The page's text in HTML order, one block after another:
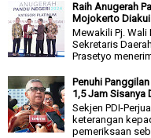
Raih Anugerah
Mojokerto
Mewakili Pj.
Sekretaris
Prasetyo
Penuhi
1,5 Jam Sisanya
Sekjen PDI-
keterangan
pemeriksaan